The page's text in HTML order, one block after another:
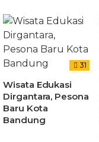
31
Wisata Edukasi
Dirgantara, Pesona
Baru Kota
Bandung